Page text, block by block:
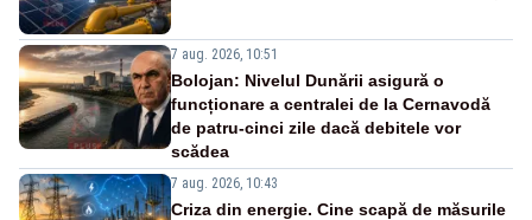
7 aug. 2026, 10:51
Bolojan: Nivelul Dunării asigură o
funcționare a centralei de la Cernavodă
de patru-cinci zile dacă debitele vor
scădea
7 aug. 2026, 10:43
Criza din energie. Cine scapă de măsurile